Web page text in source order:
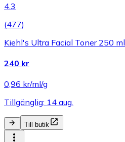
4.3
(477)
Kiehl's Ultra Facial Toner 250 ml
240 kr
0,96 kr/ml/g
Tillgänglig: 14 aug.
Till butik